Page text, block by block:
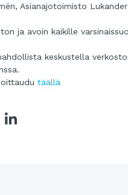
Asianajotoimisto
ja avoin kaikille
keskustella
täällä